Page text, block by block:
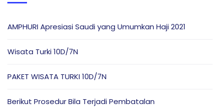
AMPHURI Apresiasi Saudi yang Umumkan Haji 2021
Wisata Turki 10D/7N
PAKET WISATA TURKI 10D/7N
Berikut Prosedur Bila Terjadi Pembatalan